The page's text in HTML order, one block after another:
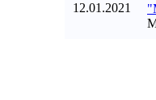
12.01.2021